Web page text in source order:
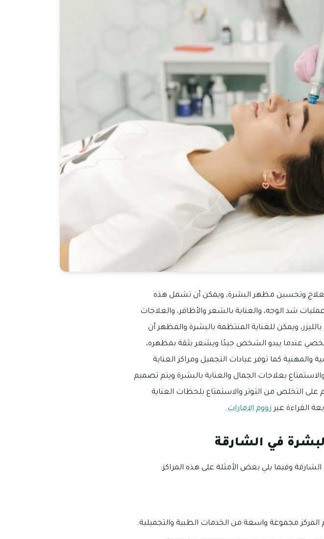
لعلاج وتحسين مظهر البشرة، ويمكن أن تشمل هذه
شد الوجه، والعناية بالشعر والأظافر، والعلاجات
ويمكن للعناية المنتظمة بالبشرة والمظهر أن
عندما يبدو الشخص جيدًا ويشعر بثقة بمظهره،
والمهنية كما توفر عيادات التجميل ومراكز العناية
بعلاجات الجمال والعناية بالبشرة ويتم تصميم
على التخلص من التوتر والاستمتاع بلحظات العناية
القراءة عبر زووم الامارات.
في الشارقة
وفيما يلي بعض الأمثلة على هذه المراكز:
مجموعة واسعة من الخدمات الطبية والتجميلية.